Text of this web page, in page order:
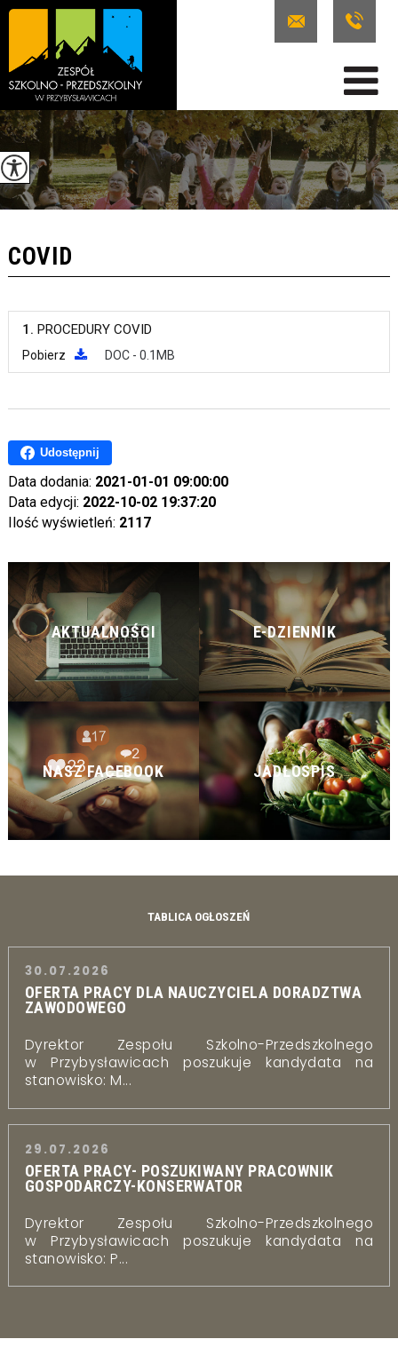
COVID
1. PROCEDURY COVID
Pobierz DOC - 0.1MB
Udostępnij
Data dodania: 2021-01-01 09:00:00
Data edycji: 2022-10-02 19:37:20
Ilość wyświetleń: 2117
AKTUALNOŚCI E-DZIENNIK
NASZ FACEBOOK JADŁOSPIS
TABLICA OGŁOSZEŃ
30.07.2026
OFERTA PRACY DLA NAUCZYCIELA DORADZTWA
ZAWODOWEGO
Dyrektor Zespołu Szkolno-Przedszkolnego
w Przybysławicach poszukuje kandydata na
stanowisko: M...
29.07.2026
OFERTA PRACY- POSZUKIWANY PRACOWNIK
GOSPODARCZY-KONSERWATOR
Dyrektor Zespołu Szkolno-Przedszkolnego
w Przybysławicach poszukuje kandydata na
stanowisko: P...